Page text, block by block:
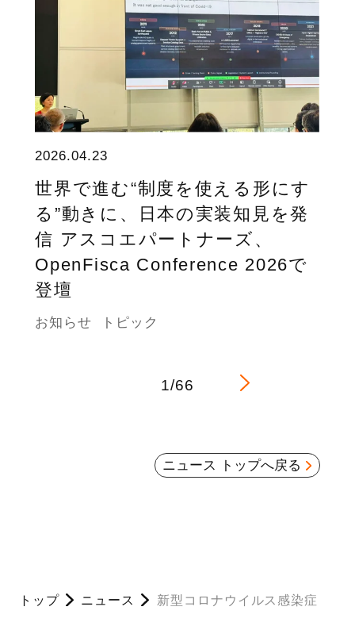
2026.04.23
世界で進む“制度を使える形にす
る”動きに、日本の実装知見を発
信 アスコエパートナーズ、
OpenFisca Conference 2026で
登壇
お知らせ トピック
1/66
ニュース トップへ戻る
トップ ニュース 新型コロナウイルス感染症